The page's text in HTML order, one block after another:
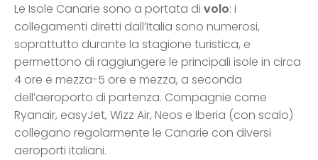
Le Isole Canarie sono a portata di volo: i
collegamenti diretti dall’Italia sono numerosi,
soprattutto durante la stagione turistica, e
permettono di raggiungere le principali isole in circa
4 ore e mezza-5 ore e mezza, a seconda
dell’aeroporto di partenza. Compagnie come
Ryanair, easyJet, Wizz Air, Neos e Iberia (con scalo)
collegano regolarmente le Canarie con diversi
aeroporti italiani.